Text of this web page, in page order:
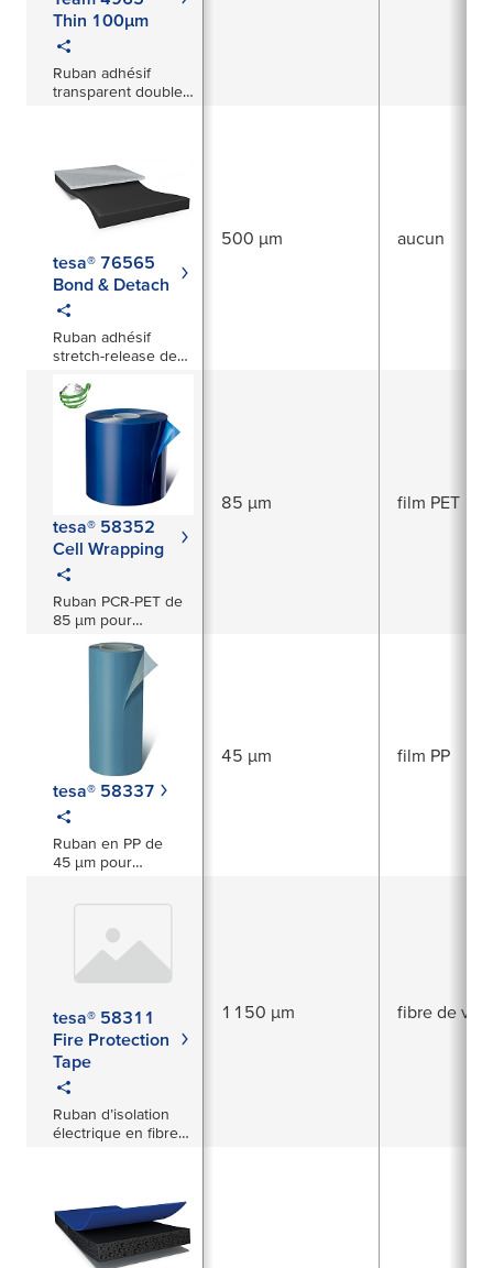
Thin 100µm
Ruban adhésif
transparent double
tesa® 76565
Bond & Detach
Ruban adhésif
stretch-release de
500 µm aucun
tesa® 58352
Cell Wrapping
Ruban PCR-PET de
85 µm pour
applications
d’isolation électrique
85 µm film PET
tesa® 58337
Ruban en PP de
45 µm pour
45 µm film PP
tesa® 58311
Fire Protection
Tape
Ruban d’isolation
électrique en fibre
1 150 µm fibre de